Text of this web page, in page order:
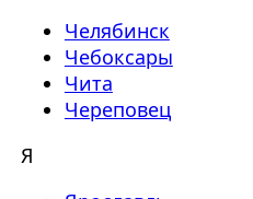
Челябинск
Чебоксары
Чита
Череповец
Я